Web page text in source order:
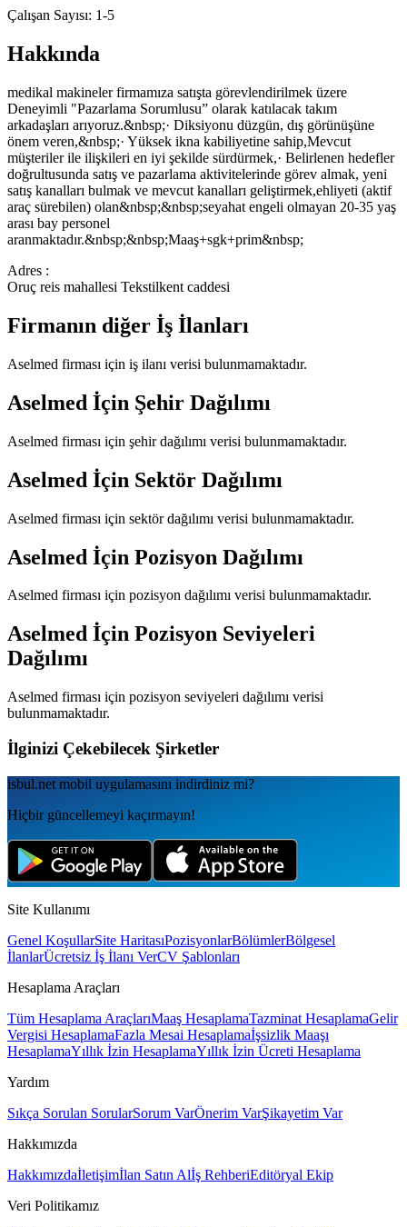
Çalışan Sayısı: 1-5
Hakkında
medikal makineler firmamıza satışta görevlendirilmek üzere
Deneyimli "Pazarlama Sorumlusu” olarak katılacak takım
arkadaşları arıyoruz.&nbsp;· Diksiyonu düzgün, dış görünüşüne
önem veren,&nbsp;· Yüksek ikna kabiliyetine sahip,Mevcut
müşteriler ile ilişkileri en iyi şekilde sürdürmek,· Belirlenen hedefler
doğrultusunda satış ve pazarlama aktivitelerinde görev almak, yeni
satış kanalları bulmak ve mevcut kanalları geliştirmek,ehliyeti (aktif
araç sürebilen) olan&nbsp;&nbsp;seyahat engeli olmayan 20-35 yaş
arası bay personel
aranmaktadır.&nbsp;&nbsp;Maaş+sgk+prim&nbsp;
Adres :
Oruç reis mahallesi Tekstilkent caddesi
Firmanın diğer İş İlanları
Aselmed firması için iş ilanı verisi bulunmamaktadır.
Aselmed İçin Şehir Dağılımı
Aselmed firması için şehir dağılımı verisi bulunmamaktadır.
Aselmed İçin Sektör Dağılımı
Aselmed firması için sektör dağılımı verisi bulunmamaktadır.
Aselmed İçin Pozisyon Dağılımı
Aselmed firması için pozisyon dağılımı verisi bulunmamaktadır.
Aselmed İçin Pozisyon Seviyeleri
Dağılımı
Aselmed firması için pozisyon seviyeleri dağılımı verisi
bulunmamaktadır.
İlginizi Çekebilecek Şirketler
isbul.net mobil uygulamаsını indirdiniz mi?
Hiçbir güncellemeyi kaçırmayın!
Site Kullanımı
Genel KoşullarSite HaritasıPozisyonlarBölümlerBölgesel
İlanlarÜcretsiz İş İlanı VerCV Şablonları
Hesaplama Araçları
Tüm Hesaplama AraçlarıMaaş HesaplamaTazminat HesaplamaGelir
Vergisi HesaplamaFazla Mesai Hesaplamaİşsizlik Maaşı
HesaplamaYıllık İzin HesaplamaYıllık İzin Ücreti Hesaplama
Yardım
Sıkça Sorulan SorularSorum VarÖnerim VarŞikayetim Var
Hakkımızda
Hakkımızdaİletişimİlan Satın Alİş RehberiEditöryal Ekip
Veri Politikamız